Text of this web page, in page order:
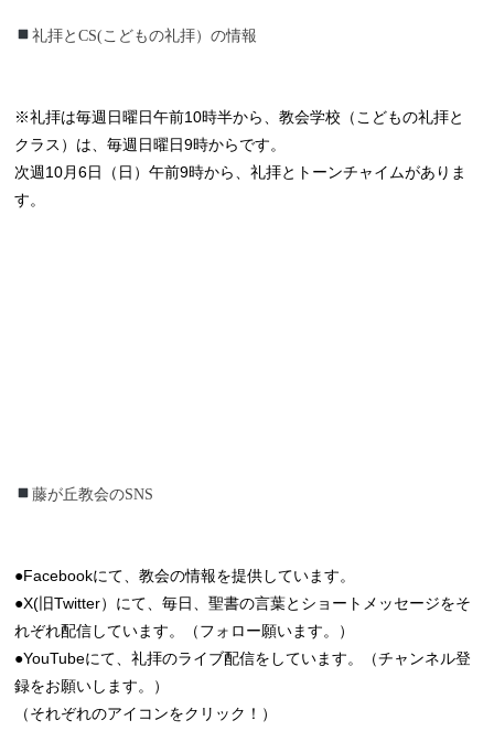
礼拝とCS(こどもの礼拝）の情報
※礼拝は毎週日曜日午前10時半から、教会学校（こどもの礼拝と
クラス）は、毎週日曜日9時からです。
次週10月6日（日）午前9時から、礼拝とトーンチャイムがありま
す。
藤が丘教会のSNS
●Facebookにて、教会の情報を提供しています。
●X(旧Twitter）にて、毎日、聖書の言葉とショートメッセージをそ
れぞれ配信しています。（フォロー願います。）
●YouTubeにて、礼拝のライブ配信をしています。（チャンネル登
録をお願いします。）
（それぞれのアイコンをクリック！）